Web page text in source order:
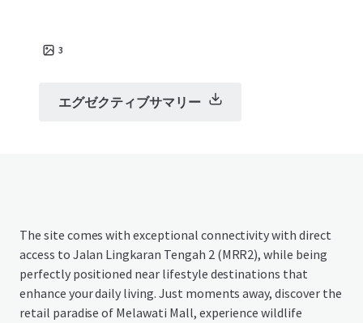
3
エグゼクティブサマリー
The site comes with exceptional connectivity with direct
access to Jalan Lingkaran Tengah 2 (MRR2), while being
perfectly positioned near lifestyle destinations that
enhance your daily living. Just moments away, discover the
retail paradise of Melawati Mall, experience wildlife